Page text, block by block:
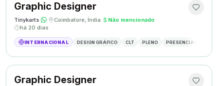
Graphic Designer
Tinykarts· · Coimbatore, Índia· Não mencionado·
há 20 dias
INTERNACIONAL DESIGN GRÁFICO CLT PLENO PRESENCIAL
Graphic Designer